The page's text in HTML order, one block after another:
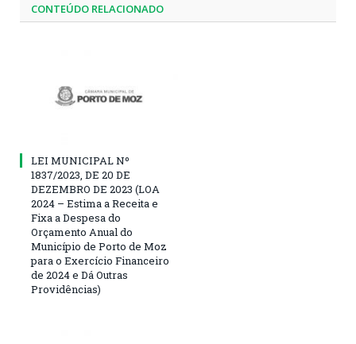
CONTEÚDO RELACIONADO
LEI MUNICIPAL Nº
1837/2023, DE 20 DE
DEZEMBRO DE 2023 (LOA
2024 – Estima a Receita e
Fixa a Despesa do
Orçamento Anual do
Município de Porto de Moz
para o Exercício Financeiro
de 2024 e Dá Outras
Providências)